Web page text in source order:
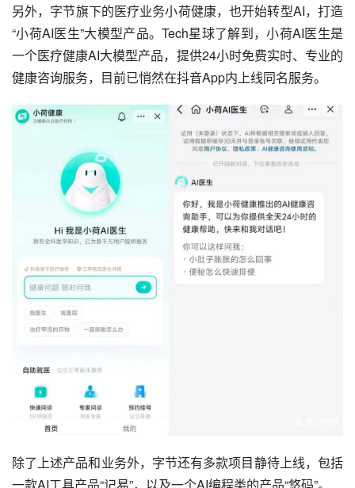
另外，字节旗下的医疗业务小荷健康，也开始转型AI，打造
“小荷AI医生”大模型产品。Tech星球了解到，小荷AI医生是
一个医疗健康AI大模型产品，提供24小时免费实时、专业的
健康咨询服务，目前已悄然在抖音App内上线同名服务。
除了上述产品和业务外，字节还有多款项目静待上线，包括